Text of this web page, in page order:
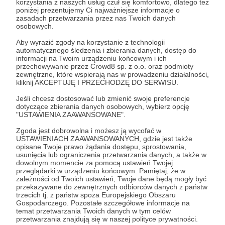
korzystania z naszych usług czuł się komfortowo, dlatego też
poniżej prezentujemy Ci najważniejsze informacje o
zasadach przetwarzania przez nas Twoich danych
osobowych.
Aby wyrazić zgody na korzystanie z technologii
automatycznego śledzenia i zbierania danych, dostęp do
informacji na Twoim urządzeniu końcowym i ich
przechowywanie przez Crowd8 sp. z o.o. oraz podmioty
zewnętrzne, które wspierają nas w prowadzeniu działalności,
kliknij AKCEPTUJĘ I PRZECHODZĘ DO SERWISU.
Jeśli chcesz dostosować lub zmienić swoje preferencje
dotyczące zbierania danych osobowych, wybierz opcję
"USTAWIENIA ZAAWANSOWANE".
Zgoda jest dobrowolna i możesz ją wycofać w
USTAWIENIACH ZAAWANSOWANYCH, gdzie jest także
opisane Twoje prawo żądania dostępu, sprostowania,
usunięcia lub ograniczenia przetwarzania danych, a także w
dowolnym momencie za pomocą ustawień Twojej
przeglądarki w urządzeniu końcowym. Pamiętaj, że w
zależności od Twoich ustawień, Twoje dane będą mogły być
przekazywane do zewnętrznych odbiorców danych z państw
trzecich tj. z państw spoza Europejskiego Obszaru
Gospodarczego. Pozostałe szczegółowe informacje na
temat przetwarzania Twoich danych w tym celów
przetwarzania znajdują się w naszej polityce prywatności.
28.11.2021 ● Brak komentarzy
Good Night, Good Luck and Good Switch
Port!
Czy warto kupić Dying Light na Switcha?